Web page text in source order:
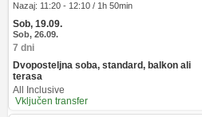
Nazaj: 11:20 - 12:10 / 1h 50min
Sob, 19.09.
Sob, 26.09.
7 dni
Dvoposteljna soba, standard, balkon ali
terasa
All Inclusive
Vključen transfer